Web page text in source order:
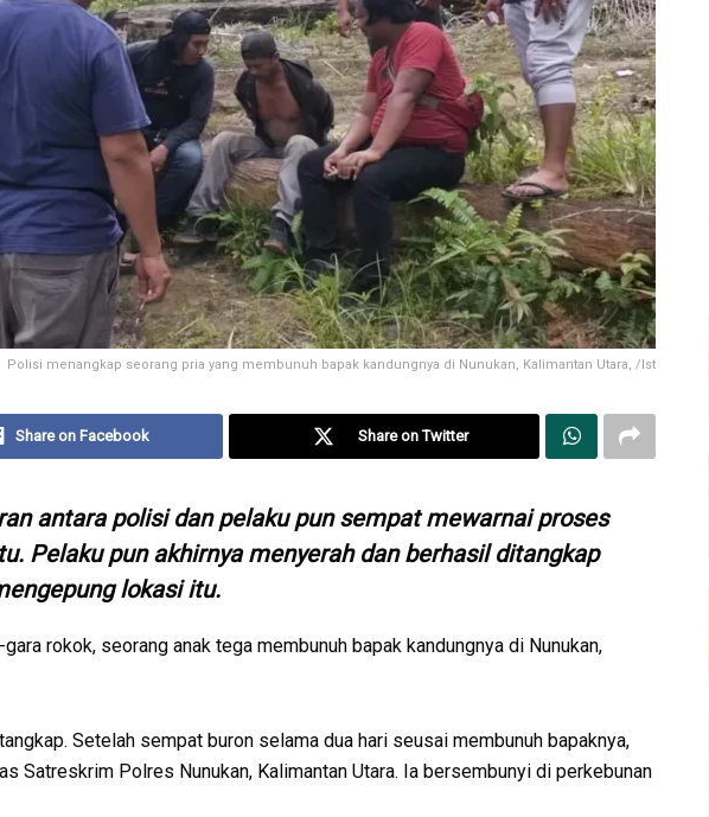
Polisi menangkap seorang pria yang membunuh bapak kandungnya di Nunukan, Kalimantan Utara, /Ist
Share on Facebook Share on Twitter
antara polisi dan pelaku pun sempat mewarnai proses
Pelaku pun akhirnya menyerah dan berhasil ditangkap
lokasi itu.
gara rokok, seorang anak tega membunuh bapak kandungnya di Nunukan,
Setelah sempat buron selama dua hari seusai membunuh bapaknya,
Satreskrim Polres Nunukan, Kalimantan Utara. Ia bersembunyi di perkebunan